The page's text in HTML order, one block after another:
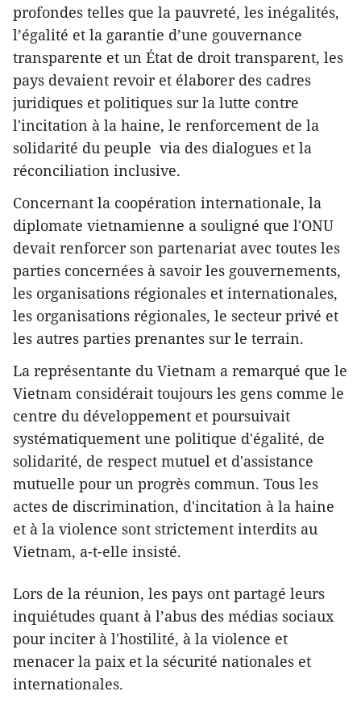
profondes telles que la pauvreté, les inégalités,
l’égalité et la garantie d’une gouvernance
transparente et un État de droit transparent, les
pays devaient revoir et élaborer des cadres
juridiques et politiques sur la lutte contre
l'incitation à la haine, le renforcement de la
solidarité du peuple via des dialogues et la
réconciliation inclusive.
Concernant la coopération internationale, la
diplomate vietnamienne a souligné que l'ONU
devait renforcer son partenariat avec toutes les
parties concernées à savoir les gouvernements,
les organisations régionales et internationales,
les organisations régionales, le secteur privé et
les autres parties prenantes sur le terrain.
La représentante du Vietnam a remarqué que le
Vietnam considérait toujours les gens comme le
centre du développement et poursuivait
systématiquement une politique d'égalité, de
solidarité, de respect mutuel et d'assistance
mutuelle pour un progrès commun. Tous les
actes de discrimination, d'incitation à la haine
et à la violence sont strictement interdits au
Vietnam, a-t-elle insisté.
Lors de la réunion, les pays ont partagé leurs
inquiétudes quant à l’abus des médias sociaux
pour inciter à l'hostilité, à la violence et
menacer la paix et la sécurité nationales et
internationales.